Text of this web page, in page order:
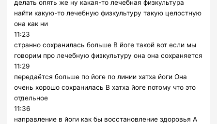
делать опять же ну какая-то лечебная физкультура
найти какую-то лечебную физкультуру такую целостную
она как ни
11:23
странно сохранилась больше В йоге такой вот если мы
говорим про лечебную физкультуру она она сохраняется
11:29
передаётся больше по йоге по линии хатха йоги Она
очень хорошо сохранилась В хатха йоге потому что это
отдельное
11:36
направление в йоги как бы восстановление здоровья А